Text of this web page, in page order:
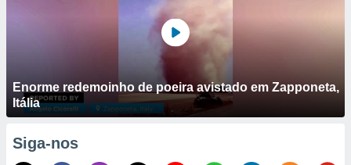
Enorme redemoinho de poeira avistado em Zapponeta,
Itália
Siga-nos